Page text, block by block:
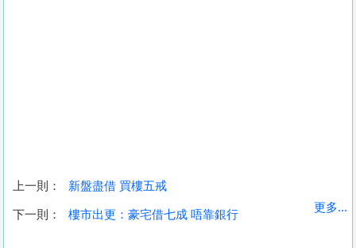
收
上一則： 新盤盡借 買樓五戒
下一則： 樓市出更：豪宅借七成 唔靠銀行
更多...